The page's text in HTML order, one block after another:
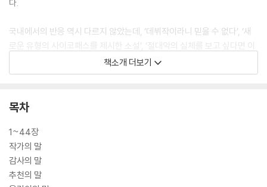
다.
국내에서의 반응 역시 다르지 않았는데, ‘데뷔작이라니 믿을 수 없다’, ‘새
로운 유형의 사이코패스를 제시한 소설’, ‘절대악의 실체를 보고 싶다면 이
책을 추천한다’, ‘유럽발 스릴러의 매력을 보여준 종합선물세트’, ‘퍼즐처럼
딱 맞아떨어지는 짜임새에 감탄할 수밖에 없다’ 등 2011년 출간된 이래 지
한 분량 탓에 두 권으로 분권되어 출간됐는데 단권으로도 보고 싶다는 독
문을 다듬고, 전면 리뉴얼한 ‘속삭이는 자 시리즈’에 맞춰 더 강력하고 새롭
게 디자인한 표지가 인상적인 이 책은 이미 스테디셀러로 자리 잡은 『속삭
이는 자』의 가치를 보여주고 있다.
책소개 더보기
목차
1~44장
작가의 말
감사의 말
추천의 말